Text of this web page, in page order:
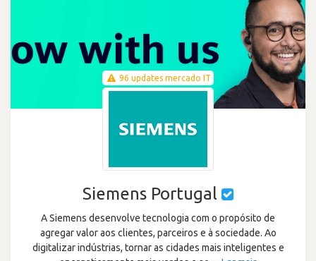
96 updates mercado IT
Siemens Portugal
A Siemens desenvolve tecnologia com o propósito de
agregar valor aos clientes, parceiros e à sociedade. Ao
digitalizar indústrias, tornar as cidades mais inteligentes e